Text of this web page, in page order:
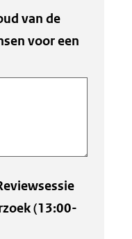
van de
voor een
(13:00-